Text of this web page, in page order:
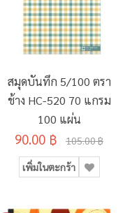
สมุดบันทึก 5/100 ตรา
ช้าง HC-520 70 แกรม
100 แผ่น
90.00 ฿ 105.00 ฿
เพิ่มในตะกร้า